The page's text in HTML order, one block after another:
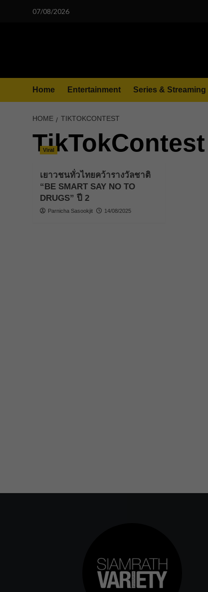
07/08/2026
Home Entertainment Series & Streaming
HOME TIKTOKCONTEST
TikTokContest
Viral
เยาวชนทั่วไทยคว้ารางวัลชาติ
“BE SMART SAY NO TO
DRUGS” ปี 2
Parnicha Sasookjit 14/08/2025